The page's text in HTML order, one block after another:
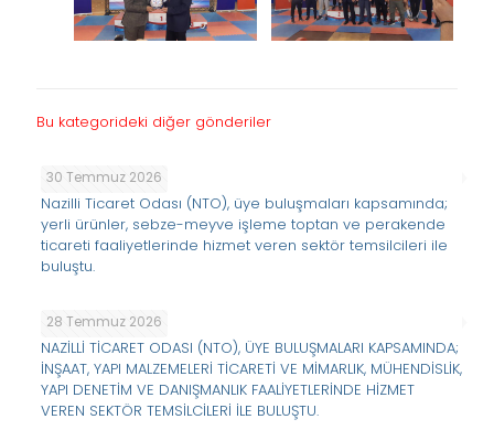
Bu kategorideki diğer gönderiler
30 Temmuz 2026
Nazilli Ticaret Odası (NTO), üye buluşmaları kapsamında;
yerli ürünler, sebze-meyve işleme toptan ve perakende
ticareti faaliyetlerinde hizmet veren sektör temsilcileri ile
buluştu.
28 Temmuz 2026
NAZİLLİ TİCARET ODASI (NTO), ÜYE BULUŞMALARI KAPSAMINDA;
İNŞAAT, YAPI MALZEMELERİ TİCARETİ VE MİMARLIK, MÜHENDİSLİK,
YAPI DENETİM VE DANIŞMANLIK FAALİYETLERİNDE HİZMET
VEREN SEKTÖR TEMSİLCİLERİ İLE BULUŞTU.